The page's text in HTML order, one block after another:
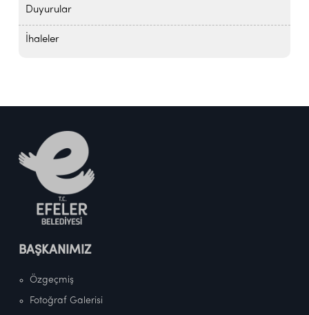
Duyurular
İhaleler
BAŞKANIMIZ
Özgeçmiş
Fotoğraf Galerisi